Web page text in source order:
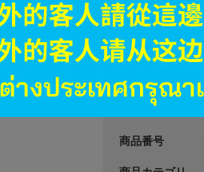
品切状態
JANコード
商品番号